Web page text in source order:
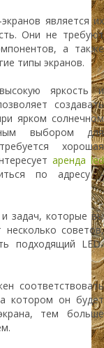
является их
Они не требуют
а также
типы экранов.
яркость и
создавать
ярком солнечном
выбором для
хорошая
аренда led
по адресу -
задач, которые вы
советов,
подходящий LED-
соответствовать
котором он будет
тем больше